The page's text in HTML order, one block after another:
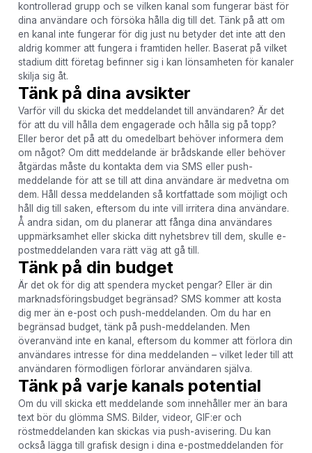
kontrollerad grupp och se vilken kanal som fungerar bäst för
dina användare och försöka hålla dig till det. Tänk på att om
en kanal inte fungerar för dig just nu betyder det inte att den
aldrig kommer att fungera i framtiden heller. Baserat på vilket
stadium ditt företag befinner sig i kan lönsamheten för kanaler
skilja sig åt.
Tänk på dina avsikter
Varför vill du skicka det meddelandet till användaren? Är det
för att du vill hålla dem engagerade och hålla sig på topp?
Eller beror det på att du omedelbart behöver informera dem
om något? Om ditt meddelande är brådskande eller behöver
åtgärdas måste du kontakta dem via SMS eller push-
meddelande för att se till att dina användare är medvetna om
dem. Håll dessa meddelanden så kortfattade som möjligt och
håll dig till saken, eftersom du inte vill irritera dina användare.
Å andra sidan, om du planerar att fånga dina användares
uppmärksamhet eller skicka ditt nyhetsbrev till dem, skulle e-
postmeddelanden vara rätt väg att gå till.
Tänk på din budget
Är det ok för dig att spendera mycket pengar? Eller är din
marknadsföringsbudget begränsad? SMS kommer att kosta
dig mer än e-post och push-meddelanden. Om du har en
begränsad budget, tänk på push-meddelanden. Men
överanvänd inte en kanal, eftersom du kommer att förlora din
användares intresse för dina meddelanden – vilket leder till att
användaren förmodligen förlorar användaren själva.
Tänk på varje kanals potential
Om du vill skicka ett meddelande som innehåller mer än bara
text bör du glömma SMS. Bilder, videor, GIF:er och
röstmeddelanden kan skickas via push-avisering. Du kan
också lägga till grafisk design i dina e-postmeddelanden för